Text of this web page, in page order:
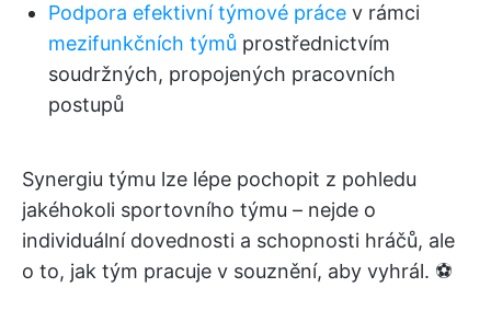
Podpora efektivní týmové práce v rámci
mezifunkčních týmů prostřednictvím
soudržných, propojených pracovních
postupů
Synergiu týmu lze lépe pochopit z pohledu
jakéhokoli sportovního týmu – nejde o
individuální dovednosti a schopnosti hráčů, ale
o to, jak tým pracuje v souznění, aby vyhrál. ⚽